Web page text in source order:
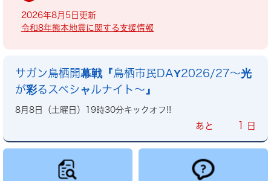
2026年8月5日更新
令和8年熊本地震に関する支援情報
サガン鳥栖開幕戦『鳥栖市民DAY2026/27～光
が彩るスペシャルナイト～』
8月8日（土曜日）19時30分キックオフ!!
あと 1 日